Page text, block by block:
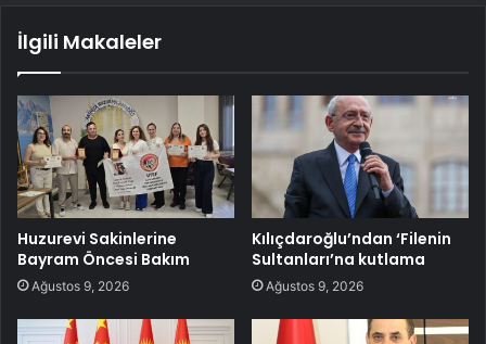
İlgili Makaleler
Huzurevi Sakinlerine
Bayram Öncesi Bakım
Ağustos 9, 2026
Kılıçdaroğlu’ndan ‘Filenin
Sultanları’na kutlama
Ağustos 9, 2026